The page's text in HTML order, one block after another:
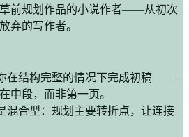
前规划作品的小说作者——从初次
弃的写作者。
在结构完整的情况下完成初稿——
中段，而非第一页。
混合型：规划主要转折点，让连接